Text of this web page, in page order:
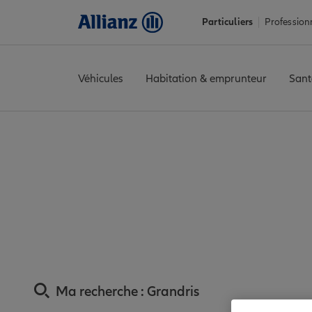
Particuliers
Véhicules Habitation & emprunteur
Ma recherche : Grandris